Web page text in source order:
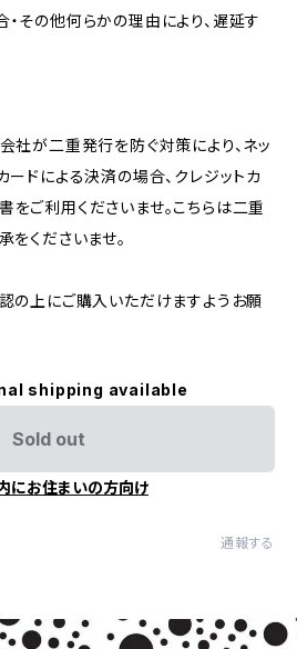
その他何らかの理由により、遅延す
社が二重発行を防ぐ対策により、ネッ
ードによる決済の場合、クレジットカ
ご利用くださいませ。こちらは二重
をくださいませ。
の上にご購入いただけますようお願
shipping available
Sold out
にお住まいの方向け
通報する